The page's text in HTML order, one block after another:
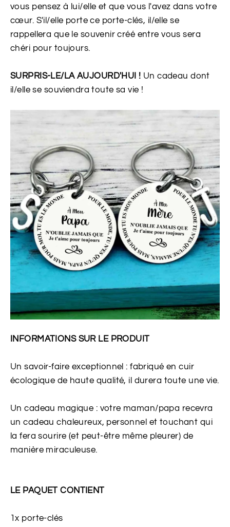
vous pensez à lui/elle et que vous l'avez dans votre
cœur. S'il/elle porte ce porte-clés, il/elle se
rappellera que le souvenir créé entre vous sera
chéri pour toujours.
SURPRIS-LE/LA AUJOURD'HUI ! Un cadeau dont
il/elle se souviendra toute sa vie !
INFORMATIONS SUR LE PRODUIT
Un savoir-faire exceptionnel : fabriqué en cuir
écologique de haute qualité, il durera toute une vie.
Un cadeau magique : votre maman/papa recevra
un cadeau chaleureux, personnel et touchant qui
la fera sourire (et peut-être même pleurer) de
manière miraculeuse.
LE PAQUET CONTIENT
1x porte-clés